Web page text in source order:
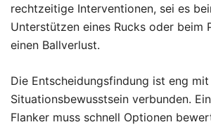
rechtzeitige Interventionen, sei es
Unterstützen eines Rucks oder beim
einen Ballverlust.
Die Entscheidungsfindung ist eng
Situationsbewusstsein verbunden.
Flanker muss schnell Optionen